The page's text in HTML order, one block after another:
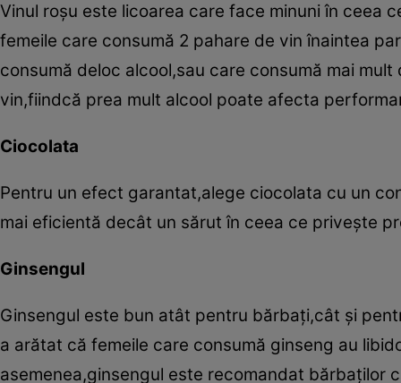
Vinul roşu este licoarea care face minuni în ceea
femeile care consumă 2 pahare de vin înaintea
consumă deloc alcool,sau care consumă mai
vin,fiindcă prea mult alcool poate afecta
Ciocolata
Pentru un efect garantat,alege ciocolata cu un
mai eficientă decât un sărut în ceea ce priveşte
Ginsengul
Ginsengul este bun atât pentru bărbaţi,cât şi
a arătat că femeile care consumă ginseng au
asemenea,ginsengul este recomandat bărbaţilor